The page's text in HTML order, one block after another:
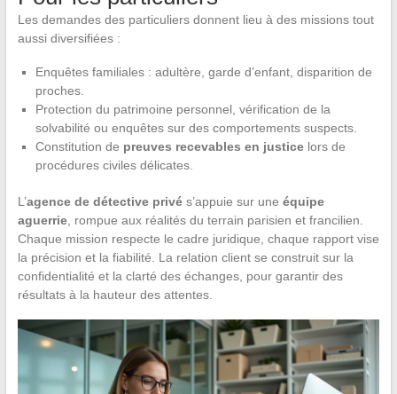
Les demandes des particuliers donnent lieu à des missions tout
aussi diversifiées :
Enquêtes familiales : adultère, garde d’enfant, disparition de
proches.
Protection du patrimoine personnel, vérification de la
solvabilité ou enquêtes sur des comportements suspects.
Constitution de preuves recevables en justicelors de
procédures civiles délicates.
L’agence de détective privés’appuie sur une équipe
aguerrie, rompue aux réalités du terrain parisien et francilien.
Chaque mission respecte le cadre juridique, chaque rapport vise
la précision et la fiabilité. La relation client se construit sur la
confidentialité et la clarté des échanges, pour garantir des
résultats à la hauteur des attentes.